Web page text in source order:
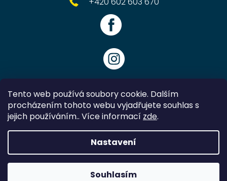
Tento web používá soubory cookie. Dalším
procházením tohoto webu vyjadřujete souhlas s
jejich používáním.. Více informací zde.
Nastavení
Souhlasím
Vytvořil Shoptet
Zlatavelryba.cz. Všechna práva vyhrazena.